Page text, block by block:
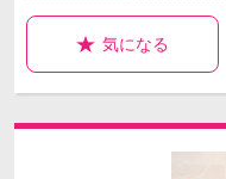
気になる